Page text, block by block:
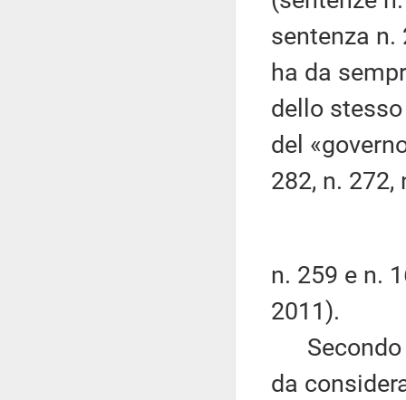
sentenza n.
ha da
dello
del
282, n. 272,
n. 259 e n.
2011).
Secondo
da